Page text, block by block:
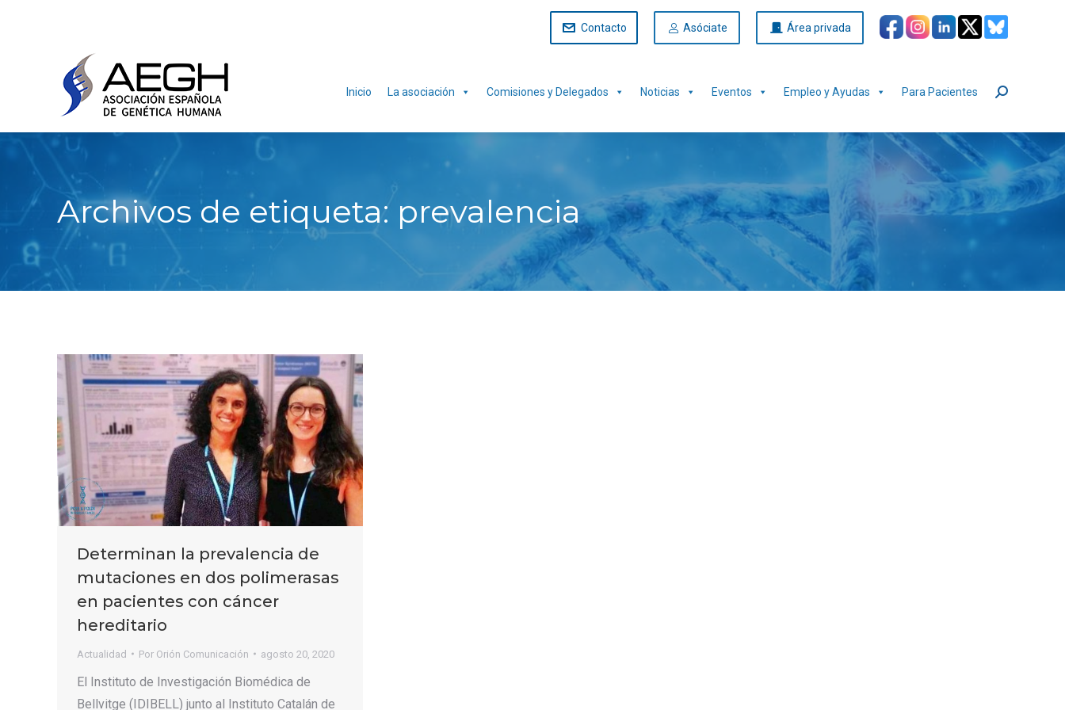
Contacto Asóciate Área privada
Inicio La asociación Comisiones y Delegados Noticias Eventos Empleo y Ayudas Para Pacientes Buscar:
Archivos de etiqueta: prevalencia
Determinan la prevalencia de
mutaciones en dos polimerasas
en pacientes con cáncer
hereditario
Actualidad Por Orión Comunicación agosto 20, 2020
El Instituto de Investigación Biomédica de
Bellvitge (IDIBELL) junto al Instituto Catalán de